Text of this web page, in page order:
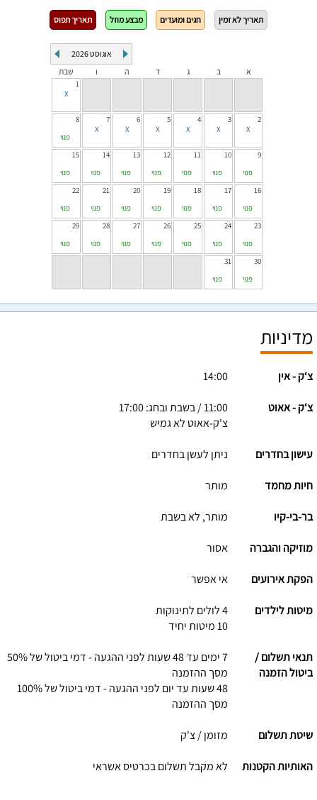
תאריך לא זמין חגים ומועדים מבצע מוזל תאריך תפוס
אוגוסט2026
א
ב ג ד ה ו שבת
1
2
3
4
5
6
7
8
פנוי
9
פנוי
10
פנוי
11
פנוי
12
פנוי
13
פנוי
14
פנוי
15
פנוי
16
פנוי
17
פנוי
18
פנוי
19
פנוי
20
פנוי
21
פנוי
22
פנוי
23
פנוי
24
פנוי
25
פנוי
26
פנוי
27
פנוי
28
פנוי
29
פנוי
30
פנוי
31
פנוי
מדיניות
צ‘ק - אין 14:00
צ‘ק - אאוט
11:00 / בשבת ובחג: 17:00
צ'ק-אאוט לא גמיש
עישון בחדרים ניתן לעשן בחדרים
חיות מחמד מותר
בר-בי-קיו מותר, לא בשבת
מוזיקה והגברה אסור
הפקת אירועים אי אפשר
מיטות לילדים
4 לולים לתינוקות
10 מיטות יחיד
תנאי תשלום /
ביטול הזמנה
7 ימים עד 48 שעות לפני ההגעה - דמי ביטול של 50%
מסך ההזמנה
48 שעות עד יום לפני ההגעה - דמי ביטול של 100%
מסך ההזמנה
שיטת תשלום מזומן / צ'ק
האותיות הקטנות לא מקבל תשלום בכרטיס אשראי